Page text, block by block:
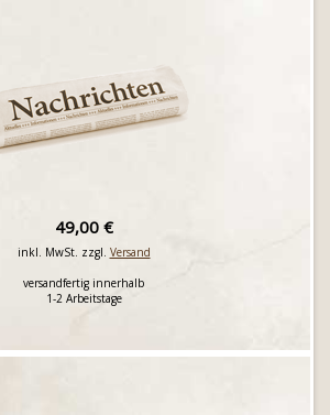
49,00 €
inkl. MwSt. zzgl. Versand
versandfertig innerhalb
1-2 Arbeitstage